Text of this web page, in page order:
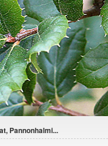
Pannonhalmi...